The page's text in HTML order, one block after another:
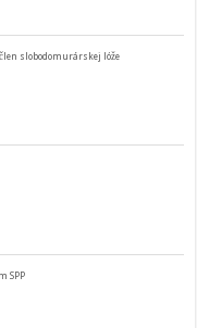
slobodomurárskej lóže
SPP